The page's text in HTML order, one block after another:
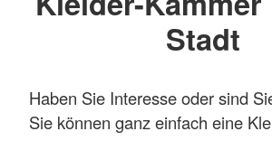
Stadt
Haben Sie Interesse oder sind
Sie können ganz einfach eine